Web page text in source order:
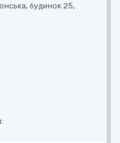
будинок 25,